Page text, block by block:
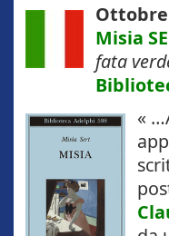
Ottobre
Misia
fata
«